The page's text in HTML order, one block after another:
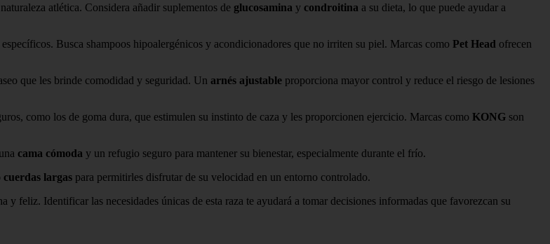
atlética. Considera añadir suplementos de glucosamina y condroitina a su dieta, lo que puede ayudar a
Busca shampoos hipoalergénicos y acondicionadores que no irriten su piel. Marcas como Pet Head ofrecen
que les brinde comodidad y seguridad. Un arnés ajustable proporciona mayor control y reduce el riesgo de lesiones
como los de goma dura, que estimulen su instinto de caza y les proporcionen ejercicio. Marcas como KONG son
cama cómoda y un refugio seguro para mantener su bienestar, especialmente durante el frío.
cuerdas largas para permitirles disfrutar de su velocidad en un entorno controlado.
feliz. Identificar las necesidades únicas de esta raza te ayudará a tomar decisiones informadas que favorezcan su